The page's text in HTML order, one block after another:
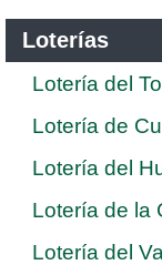
Loterías
Lotería del
Lotería de
Lotería del
Lotería de la
Lotería del